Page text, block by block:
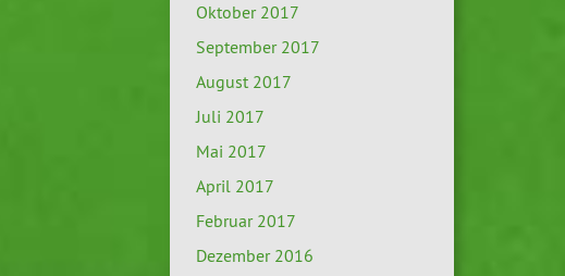
Oktober 2017
September 2017
August 2017
Juli 2017
Mai 2017
April 2017
Februar 2017
Dezember 2016